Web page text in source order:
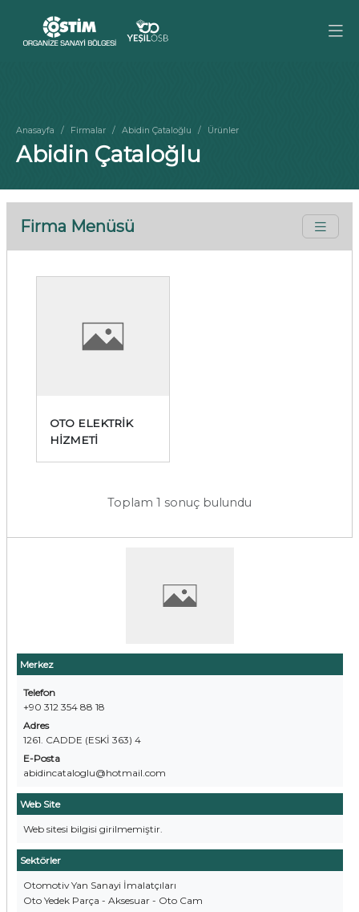
Anasayfa Firmalar Abidin Çataloğlu Ürünler
Abidin Çataloğlu
Firma Menüsü
Merkez
Telefon
+90 312 354 88 18
Adres
1261. CADDE (ESKİ 363) 4
E-Posta
abidincataloglu@hotmail.com
Web Site
Web sitesi bilgisi girilmemiştir.
Sektörler
Otomotiv Yan Sanayi İmalatçıları
Oto Yedek Parça - Aksesuar - Oto Cam
OTO ELEKTRİK
HİZMETİ
Toplam 1 sonuç bulundu